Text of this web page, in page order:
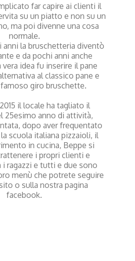
far capire ai clienti il
su un piatto e non su un
ma poi divenne una cosa
normale.
anni la bruschetteria diventò
e da pochi anni anche
vera idea fu inserire il pane
al classico pane e
giro bruschette.
il locale ha tagliato il
25esimo anno di attività,
dopo aver frequentato
scuola italiana pizzaioli, il
in cucina, Beppe si
i propri clienti e
i ragazzi e tutti e due sono
menù che potrete seguire
o sulla nostra pagina
facebook.